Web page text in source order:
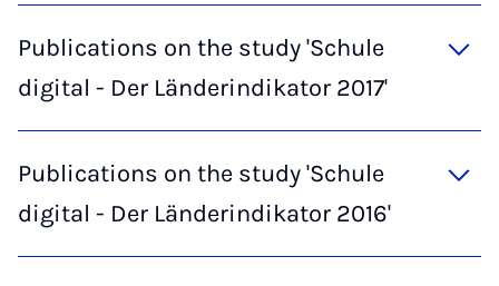
Publications on the study 'Schule
digital - Der Länderindikator 2017'
Publications on the study 'Schule
digital - Der Länderindikator 2016'